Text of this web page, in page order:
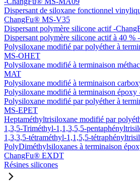
Dispersant de siloxane fonctionnel
ChangFu® MS-V35
Dispersant polymère silicone actif -
Dispersant polymère silicone actif à 40
Polysiloxane modifié par polyéther à
MS-OHET
Polysiloxane modifié à terminaison
MAT
Polysiloxane modifié à terminaison
Polysiloxane modifié à terminaison
Polysiloxane modifié par polyéther à
MS-EPET
Heptaméthyltrisiloxane modifié par
1,3,5-Triméthyl-1,1,3,5,5-
1,3,3,5-tétraméthyl-1,1,5,5-
PolyDiméthylsiloxanes à terminaison
ChangFu® EXDT
Résines silicones